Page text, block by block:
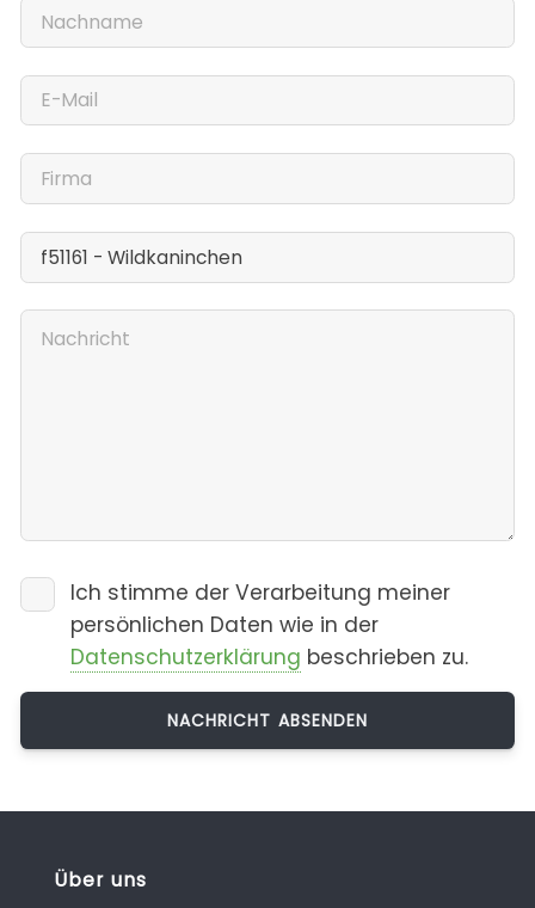
Ich stimme der Verarbeitung meiner
persönlichen Daten wie in der
Datenschutzerklärung beschrieben zu.
Über uns